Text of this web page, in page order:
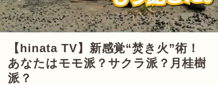
【hinata TV】新感覚“焚き火”術！
あなたはモモ派？サクラ派？月桂樹
派？